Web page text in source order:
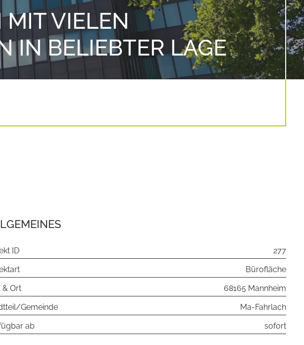
VIELEN G
IN BELIEBTER LAGE
ID
277
Bürofläche
& Ort
68165 Mannheim
Gemeinde
Ma-Fahrlach
ab
sofort